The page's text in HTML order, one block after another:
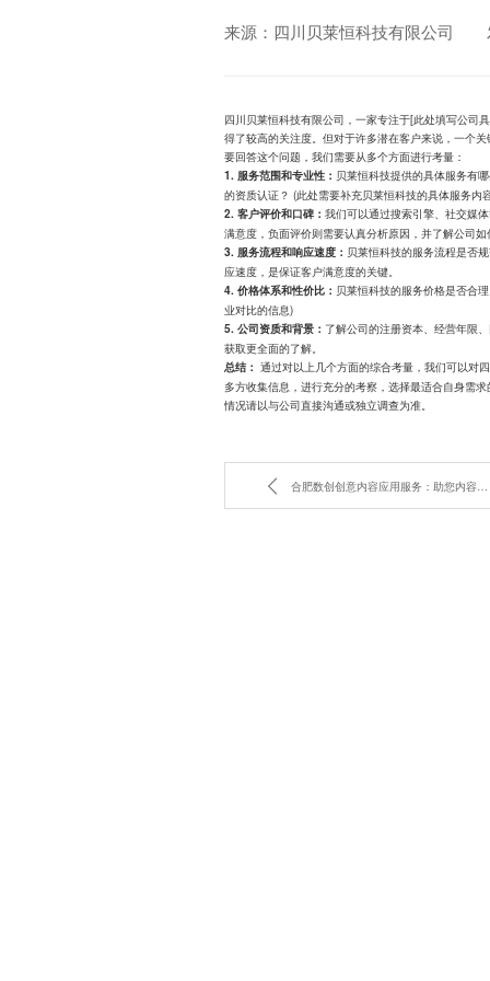
来源：四川贝莱恒科技有限公司
四川贝莱恒科技有限公司，一家专注于[此处填写公司
得了较高的关注度。但对于许多潜在客户来说，一个
要回答这个问题，我们需要从多个方面进行考量：
1. 服务范围和专业性： 贝莱恒科技提供的具体服务有
的资质认证？ (此处需要补充贝莱恒科技的具体服务
2. 客户评价和口碑：我们可以通过搜索引擎、社交媒
满意度，负面评价则需要认真分析原因，并了解公司
3. 服务流程和响应速度： 贝莱恒科技的服务流程是否
应速度，是保证客户满意度的关键。
4. 价格体系和性价比： 贝莱恒科技的服务价格是否合
业对比的信息)
5. 公司资质和背景： 了解公司的注册资本、经营年限
获取更全面的了解。
总结： 通过对以上几个方面的综合考量，我们可以对
多方收集信息，进行充分的考察，选择最适合自身需
情况请以与公司直接沟通或独立调查为准。